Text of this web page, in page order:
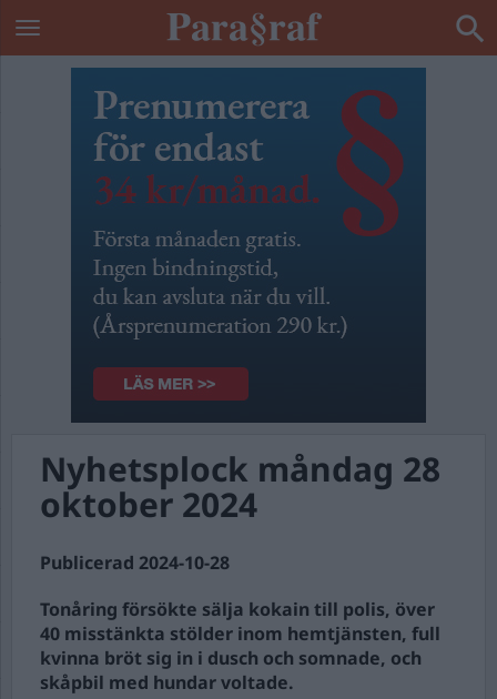
Nyhetsplock måndag 28
oktober 2024
Publicerad 2024-10-28
Tonåring försökte sälja kokain till polis, över
40 misstänkta stölder inom hemtjänsten, full
kvinna bröt sig in i dusch och somnade, och
skåpbil med hundar voltade.